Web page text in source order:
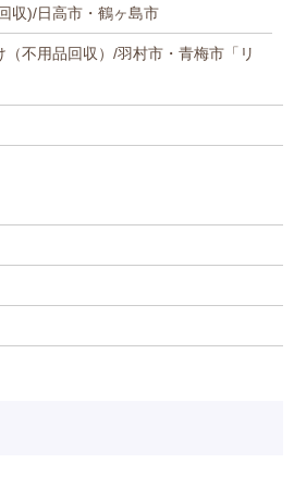
収)/日高市・鶴ヶ島市
不用品回収）/羽村市・青梅市「リ